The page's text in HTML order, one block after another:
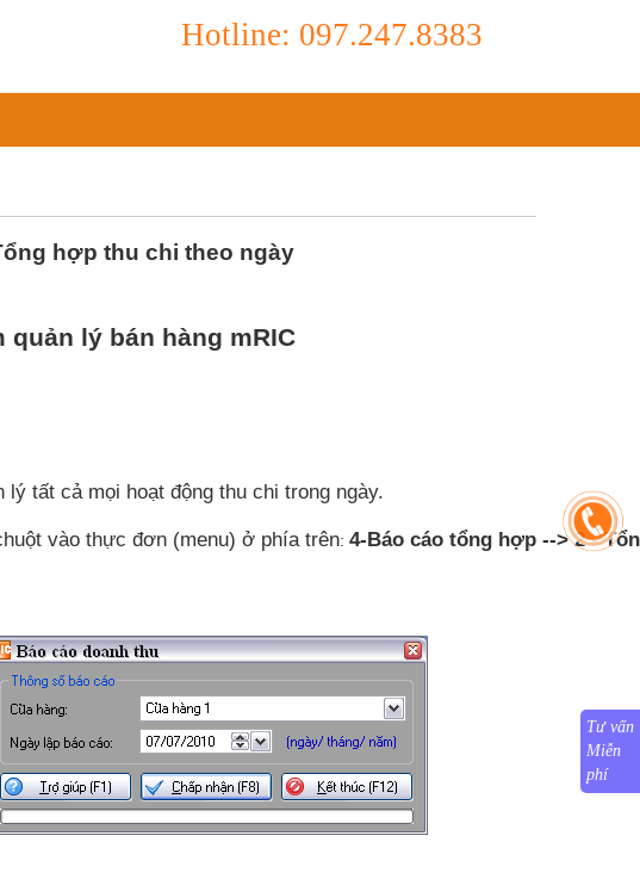
Hotline: 097.247.8383
hợp thu chi theo ngày
lý bán hàng mRIC
tất cả mọi hoạt động thu chi trong ngày.
vào thực đơn (menu) ở phía trên: 4-Báo cáo tổng hợp --> 2 -
Tư vấn
Miễn
phí